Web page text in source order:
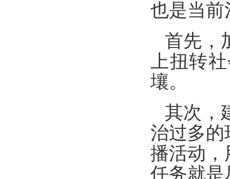
也是当前
首先，
上扭转
壤。
其次，
治过多
播活动，
任务就是